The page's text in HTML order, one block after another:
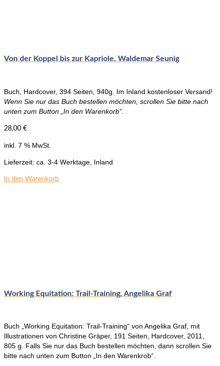
Von der Koppel bis zur Kapriole, Waldemar Seunig
Buch, Hardcover, 394 Seiten, 940g. Im Inland kostenloser Versand!
Wenn Sie nur das Buch bestellen möchten, scrollen Sie bitte nach
unten zum Button „In den Warenkorb“.
28,00 €
inkl. 7 % MwSt.
Lieferzeit: ca. 3-4 Werktage, Inland
In den Warenkorb
Working Equitation: Trail-Training, Angelika Graf
Buch „Working Equitation: Trail-Training“ von Angelika Graf, mit
Illustrationen von Christine Gräper, 191 Seiten, Hardcover, 2011,
805 g. Falls Sie nur das Buch bestellen möchten, dann scrollen Sie
bitte nach unten zum Button „In den Warenkrob“.